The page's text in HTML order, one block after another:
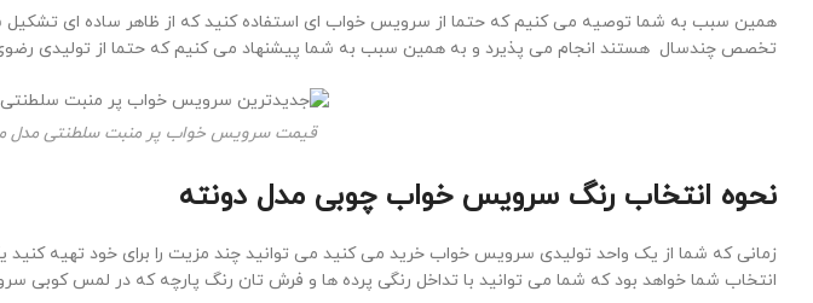
همین سبب به شما توصیه می کنیم که حتما از سرویس خواب ای استفاده کنید که از ظاهر ساده ای
تخصص چندسال هستند انجام می پذیرد و به همین سبب به شما پیشنهاد می کنیم که حتما از تولیدی
قیمت سرویس خواب پر منبت سلطنتی مدل
نحوه انتخاب رنگ سرویس خواب چوبی مدل دونته
زمانی که شما از یک واحد تولیدی سرویس خواب خرید می کنید می توانید چند مزیت را برای خود تهیه
انتخاب شما خواهد بود که شما می توانید با تداخل رنگی پرده ها و فرش تان رنگ پارچه که در لمس کوبی